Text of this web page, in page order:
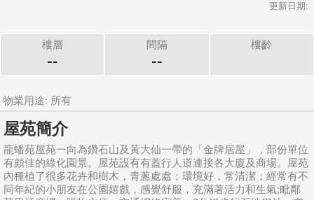
更新日期:
樓層
--
間隔
--
樓齡
物業用途: 所有
屋苑簡介
龍蟠苑屋苑一向為鑽石山及黃大仙一帶的「金牌居屋」，部份單位
有頗佳的綠化園景。屋苑設有有蓋行人道連接各大廈及商場。屋苑
內種植了很多花卉和樹木，青蔥處處；環境好，常清潔；經常有不
同年紀的小朋友在公園嬉戲，感覺舒服，充滿著活力和生氣;毗鄰